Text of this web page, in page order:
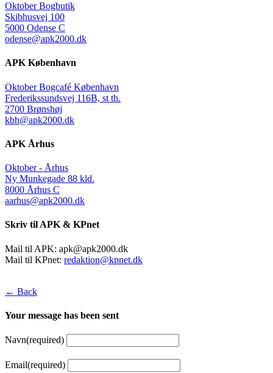
Oktober Bogbutik
Skibhusvej 100
5000 Odense C
odense@apk2000.dk
APK København
Oktober Bogcafé København
Frederikssundsvej 116B, st th.
2700 Brønshøj
kbh@apk2000.dk
APK Århus
Oktober - Århus
Ny Munkegade 88 kld.
8000 Århus C
aarhus@apk2000.dk
Skriv til APK & KPnet
Mail til APK: apk@apk2000.dk
Mail til KPnet: redaktion@kpnet.dk
← Back
Your message has been sent
Navn(required)
Email(required)